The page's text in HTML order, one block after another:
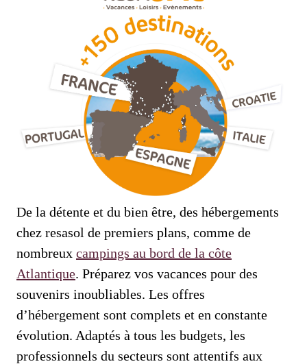
De la détente et du bien être, des hébergements
chez resasol de premiers plans, comme de
nombreux campings au bord de la côte
Atlantique. Préparez vos vacances pour des
souvenirs inoubliables. Les offres
d’hébergement sont complets et en constante
évolution. Adaptés à tous les budgets, les
professionnels du secteurs sont attentifs aux